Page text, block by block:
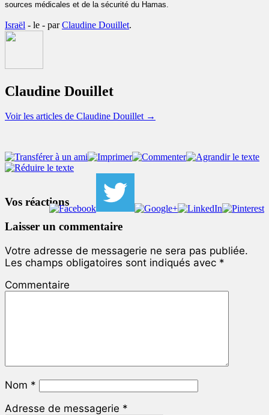
sources médicales et de la sécurité du Hamas.
Israël - le - parClaudine Douillet.
Claudine Douillet
Voir les articles de Claudine Douillet →
Vos réactions
Laisser un commentaire
Votre adresse de messagerie ne sera pas publiée.
Les champs obligatoires sont indiqués avec *
Commentaire
Nom *
Adresse de messagerie *